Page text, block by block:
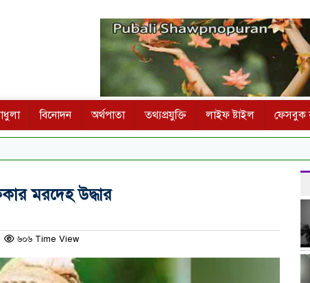
বিনোদন অর্থপাতা তথ্যপ্রযুক্তি লাইফ ষ্টাইল ফেসবুক
মরদেহ উদ্ধার
৬০৬ Time View